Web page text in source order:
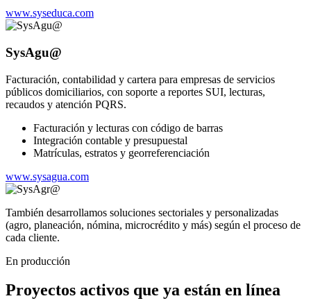
www.syseduca.com
SysAgu@
Facturación, contabilidad y cartera para empresas de servicios
públicos domiciliarios, con soporte a reportes SUI, lecturas,
recaudos y atención PQRS.
Facturación y lecturas con código de barras
Integración contable y presupuestal
Matrículas, estratos y georreferenciación
www.sysagua.com
También desarrollamos soluciones sectoriales y personalizadas
(agro, planeación, nómina, microcrédito y más) según el proceso de
cada cliente.
En producción
Proyectos activos que ya están en línea